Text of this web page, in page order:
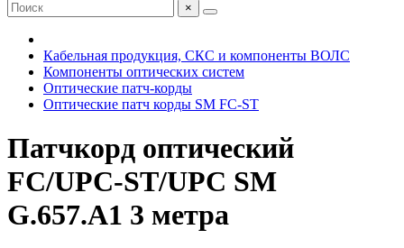
×
Кабельная продукция, СКС и компоненты ВОЛС
Компоненты оптических систем
Оптические патч-корды
Оптические патч корды SM FC-ST
Патчкорд оптический
FC/UPC-ST/UPC SM
G.657.A1 3 метра